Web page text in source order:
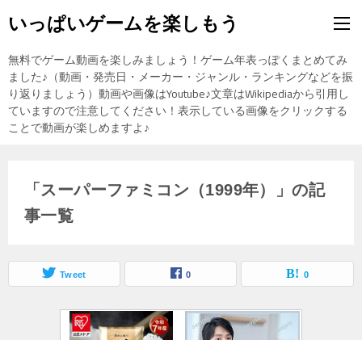
いっぱいゲームを楽しもう
無料でゲーム動画を楽しみましょう！ゲーム年表っぽくまとめてみ
ました♪（動画・発売日・メーカー・ジャンル・ランキングなどを振
り返りましょう）動画や画像はYoutube♪文章はWikipediaから引用し
ていますので注意してください！表示している画像をクリックする
ことで動画が楽しめますよ♪
「スーパーファミコン（1999年）」の記
事一覧
Tweet 0 0